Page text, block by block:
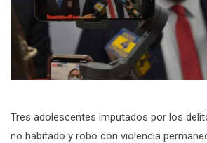
Tres adolescentes imputados por los
no habitado y robo con violencia